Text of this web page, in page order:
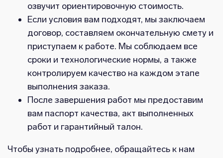
озвучит ориентировочную стоимость.
Если условия вам подходят, мы заключаем
договор, составляем окончательную смету и
приступаем к работе. Мы соблюдаем все
сроки и технологические нормы, а также
контролируем качество на каждом этапе
выполнения заказа.
После завершения работ мы предоставим
вам паспорт качества, акт выполненных
работ и гарантийный талон.
Чтобы узнать подробнее, обращайтесь к нам